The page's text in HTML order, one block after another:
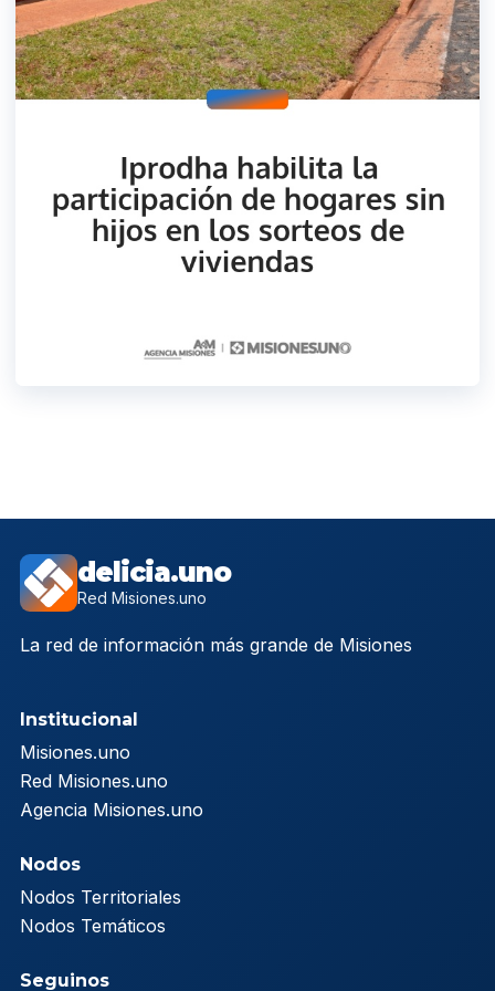
delicia.uno
Red Misiones.uno
La red de información más grande de Misiones
Institucional
Misiones.uno
Red Misiones.uno
Agencia Misiones.uno
Nodos
Nodos Territoriales
Nodos Temáticos
Seguinos